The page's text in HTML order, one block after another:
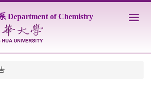
Department of Chemistry